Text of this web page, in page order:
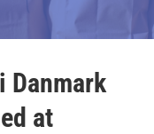
Danmark
at